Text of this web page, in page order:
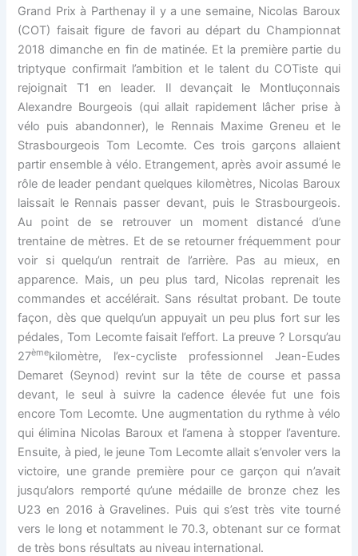
Grand Prix à Parthenay il y a une semaine, Nicolas Baroux
(COT) faisait figure de favori au départ du Championnat
2018 dimanche en fin de matinée. Et la première partie du
triptyque confirmait l’ambition et le talent du COTiste qui
rejoignait T1 en leader. Il devançait le Montluçonnais
Alexandre Bourgeois (qui allait rapidement lâcher prise à
vélo puis abandonner), le Rennais Maxime Greneu et le
Strasbourgeois Tom Lecomte. Ces trois garçons allaient
partir ensemble à vélo. Etrangement, après avoir assumé le
rôle de leader pendant quelques kilomètres, Nicolas Baroux
laissait le Rennais passer devant, puis le Strasbourgeois.
Au point de se retrouver un moment distancé d’une
trentaine de mètres. Et de se retourner fréquemment pour
voir si quelqu’un rentrait de l’arrière. Pas au mieux, en
apparence. Mais, un peu plus tard, Nicolas reprenait les
commandes et accélérait. Sans résultat probant. De toute
façon, dès que quelqu’un appuyait un peu plus fort sur les
pédales, Tom Lecomte faisait l’effort. La preuve ? Lorsqu’au
27èmekilomètre, l’ex-cycliste professionnel Jean-Eudes
Demaret (Seynod) revint sur la tête de course et passa
devant, le seul à suivre la cadence élevée fut une fois
encore Tom Lecomte. Une augmentation du rythme à vélo
qui élimina Nicolas Baroux et l’amena à stopper l’aventure.
Ensuite, à pied, le jeune Tom Lecomte allait s’envoler vers la
victoire, une grande première pour ce garçon qui n’avait
jusqu’alors remporté qu’une médaille de bronze chez les
U23 en 2016 à Gravelines. Puis qui s’est très vite tourné
vers le long et notamment le 70.3, obtenant sur ce format
de très bons résultats au niveau international.